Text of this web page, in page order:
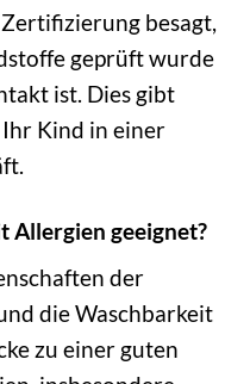
besagt,
geprüft wurde
ist. Dies gibt
Ihr Kind in einer
Allergien geeignet?
der
die Waschbarkeit
zu einer guten